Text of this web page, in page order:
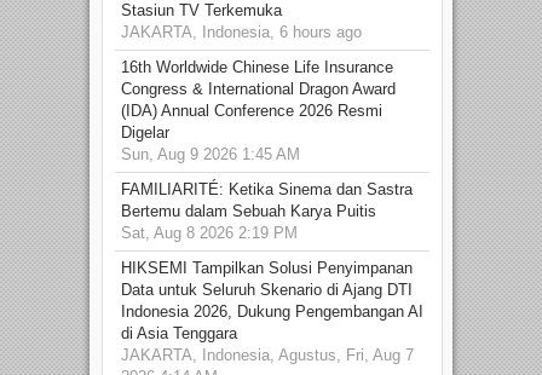
Stasiun TV Terkemuka
JAKARTA, Indonesia, 6 hours ago
16th Worldwide Chinese Life Insurance
Congress & International Dragon Award
(IDA) Annual Conference 2026 Resmi
Digelar
Sun, Aug 9 2026 1:45 AM
FAMILIARITÉ: Ketika Sinema dan Sastra
Bertemu dalam Sebuah Karya Puitis
Sat, Aug 8 2026 2:19 PM
HIKSEMI Tampilkan Solusi Penyimpanan
Data untuk Seluruh Skenario di Ajang DTI
Indonesia 2026, Dukung Pengembangan AI
di Asia Tenggara
JAKARTA, Indonesia, Agustus, Fri, Aug 7